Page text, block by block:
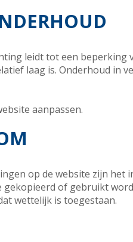
leidt tot een beperking
laag is. Onderhoud in
aanpassen.
op de website zijn het
gekopieerd of gebruikt
wettelijk is toegestaan.